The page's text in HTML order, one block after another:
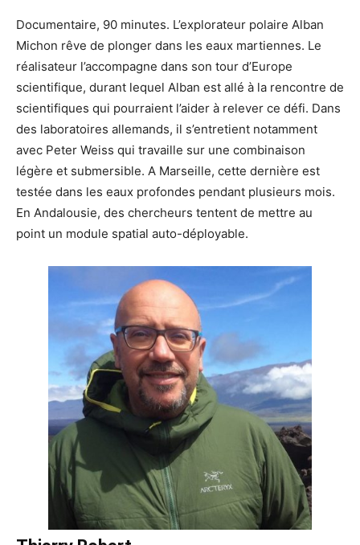
Documentaire, 90 minutes. L’explorateur polaire Alban
Michon rêve de plonger dans les eaux martiennes. Le
réalisateur l’accompagne dans son tour d’Europe
scientifique, durant lequel Alban est allé à la rencontre de
scientifiques qui pourraient l’aider à relever ce défi. Dans
des laboratoires allemands, il s’entretient notamment
avec Peter Weiss qui travaille sur une combinaison
légère et submersible. A Marseille, cette dernière est
testée dans les eaux profondes pendant plusieurs mois.
En Andalousie, des chercheurs tentent de mettre au
point un module spatial auto-déployable.